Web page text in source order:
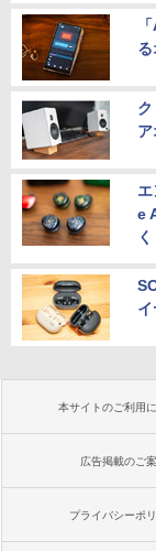
e
く
本サイトのご利用
広告掲載のご
プライバシーポ